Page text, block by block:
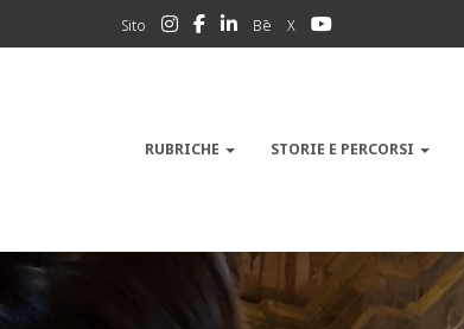
Sito Bē X
RUBRICHE STORIE E PERCORSI